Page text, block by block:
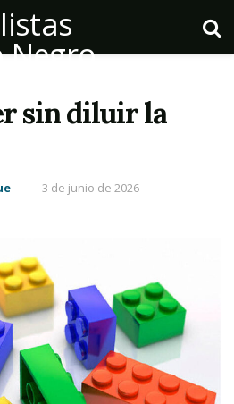
sin diluir la
3 de junio de 2026